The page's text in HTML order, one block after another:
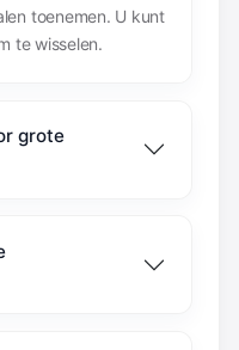
toenemen. U kunt
te wisselen.
grote